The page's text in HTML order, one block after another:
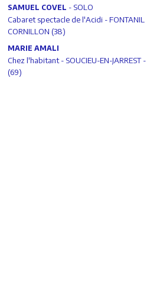
SAMUEL COVEL - SOLO
Cabaret spectacle de l'Acidi - FONTANIL
CORNILLON (38)
MARIE AMALI
Chez l'habitant - SOUCIEU-EN-JARREST -
(69)